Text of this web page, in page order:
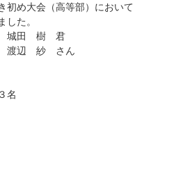
初め大会（高等部）において
た。
城田 樹 君
渡辺 紗 さん
名